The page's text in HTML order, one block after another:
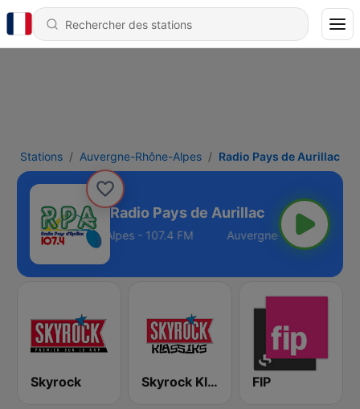
Stations Auvergne-Rhône-Alpes Radio Pays de Aurillac
Radio Pays de Aurillac
Auvergne-Rhône-Alpes - 107.4 FM
Skyrock Skyrock Klassiks FIP